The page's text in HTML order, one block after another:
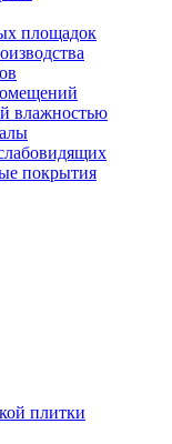
площадок
влажностью
покрытия
плитки